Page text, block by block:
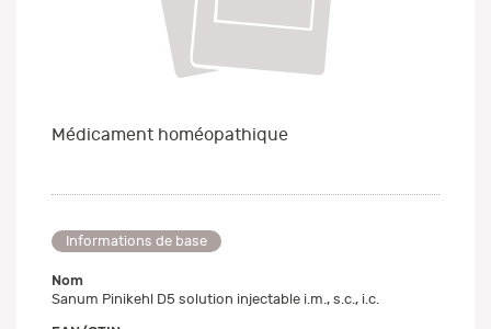
Médicament homéopathique
Informations de base
Nom
Sanum Pinikehl D5 solution injectable i.m., s.c., i.c.